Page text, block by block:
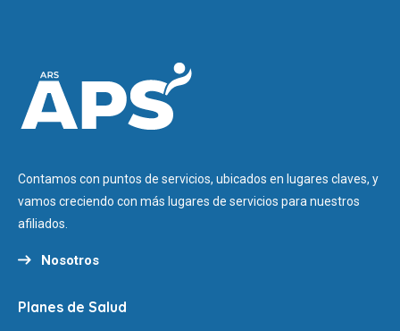
Contamos con puntos de servicios, ubicados en lugares claves, y
vamos creciendo con más lugares de servicios para nuestros
afiliados.
Nosotros
Planes de Salud